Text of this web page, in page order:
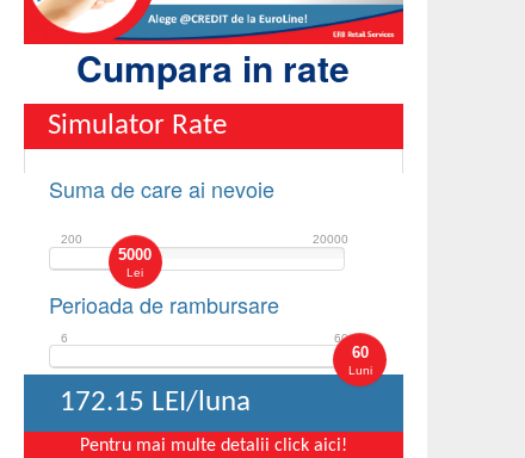
Cumpara in rate
Simulator Rate
Suma de care ai nevoie
5000
Lei
200 20000
Perioada de rambursare
60
Luni
6 60
172.15 LEI/luna
Pentru mai multe detalii click aici!